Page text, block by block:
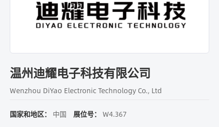
温州迪耀电子科技有限公司
Wenzhou DiYao Electronic Technology Co., Ltd
国家和地区： 中国 展位号： W4.367